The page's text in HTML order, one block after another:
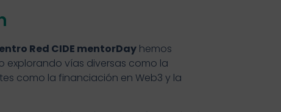
Red CIDE mentorDayhemos
vías diversas como la
como la financiación en Web3 y la